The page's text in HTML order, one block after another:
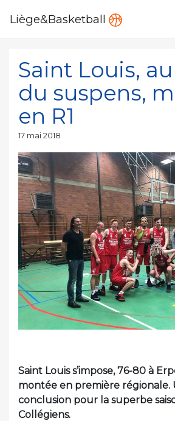
Liège&Basketball
Saint Louis,
du suspens,
en R1
Publié
17 mai 2018
Saint Louis s’impose, 76-80 à
montée en première régionale.
conclusion pour la superbe
Collégiens.